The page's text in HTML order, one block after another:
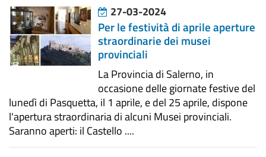
27-03-2024
Per le festività di aprile aperture
straordinarie dei musei
provinciali
La Provincia di Salerno, in
occasione delle giornate festive del
lunedì di Pasquetta, il 1 aprile, e del 25 aprile, dispone
l'apertura straordinaria di alcuni Musei provinciali.
Saranno aperti: il Castello ....